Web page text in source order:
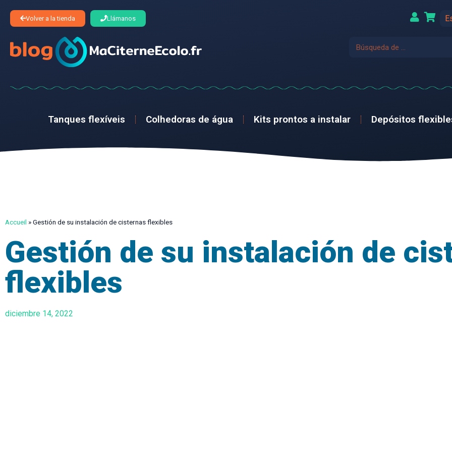
Volver a la tienda Llámanos
Tanques flexíveis Colhedoras de água Kits prontos a instalar Depósitos
Accueil »Gestión de su instalación de cisternas flexibles
Gestión de su instalación de
flexibles
diciembre 14, 2022